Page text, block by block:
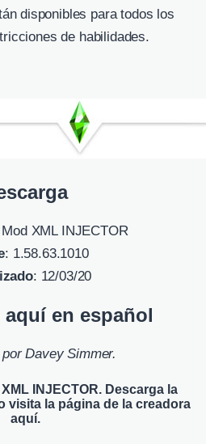
disponibles para todos los
de habilidades.
XML INJECTOR
: 1.58.63.1010
: 12/03/20
aquí en español
porDavey Simmer.
XML INJECTOR. Descarga la
visita la página de la creadora
aquí.